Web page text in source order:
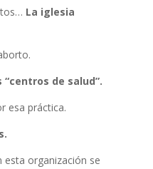
La iglesia
de salud”.
esa práctica.
esta organización se